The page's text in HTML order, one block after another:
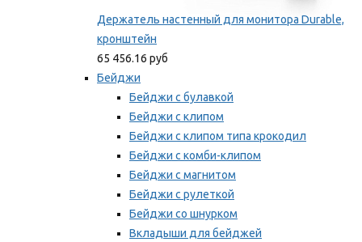
Держатель настенный для монитора Durable,
кронштейн
65 456.16 руб
Бейджи
Бейджи с булавкой
Бейджи с клипом
Бейджи с клипом типа крокодил
Бейджи с комби-клипом
Бейджи с магнитом
Бейджи с рулеткой
Бейджи со шнурком
Вкладыши для бейджей